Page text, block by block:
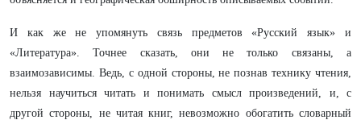
И как же не упомянуть связь предметов «Русский язык» и
«Литература». Точнее сказать, они не только связаны, а
взаимозависимы. Ведь, с одной стороны, не познав технику чтения,
нельзя научиться читать и понимать смысл произведений, и, с
другой стороны, не читая книг, невозможно обогатить словарный